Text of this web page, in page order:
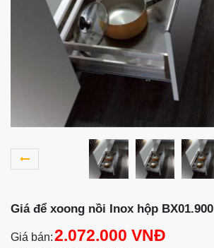
Giá để xoong nồi Inox hộp BX01.900
Giá bán:2.072.000 VNĐ